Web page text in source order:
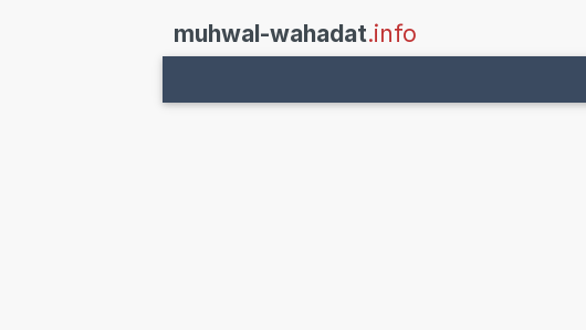
muhwal-wahadat.info